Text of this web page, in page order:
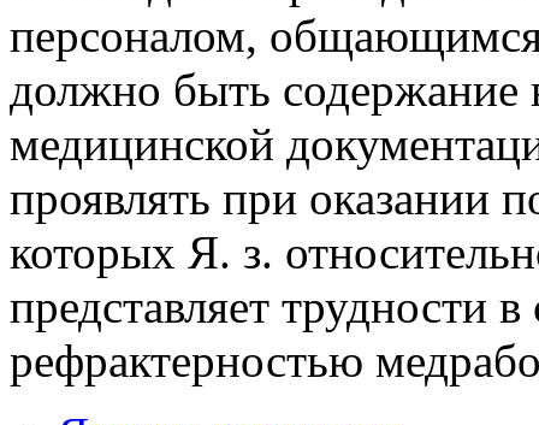
персоналом,
должно быть
медицинской
проявлять при оказании
которых Я. з.
представляет трудности
рефрактерностью